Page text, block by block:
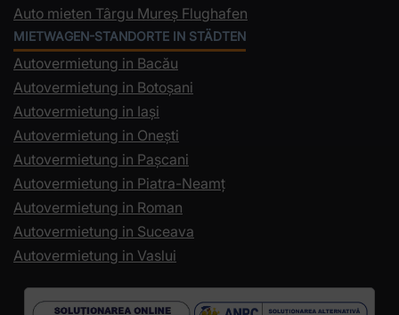
Auto mieten Târgu Mureș Flughafen
MIETWAGEN-STANDORTE IN STÄDTEN
Autovermietung in Bacău
Autovermietung in Botoșani
Autovermietung in Iași
Autovermietung in Onești
Autovermietung in Pașcani
Autovermietung in Piatra-Neamț
Autovermietung in Roman
Autovermietung in Suceava
Autovermietung in Vaslui